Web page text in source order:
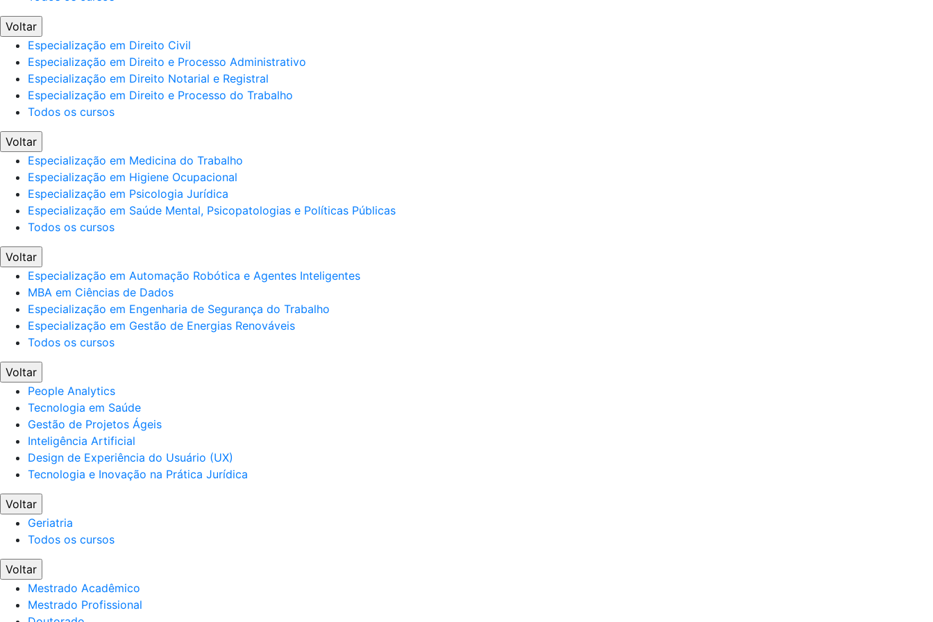
Voltar
Especialização em Direito Civil
Especialização em Direito e Processo Administrativo
Especialização em Direito Notarial e Registral
Especialização em Direito e Processo do Trabalho
Todos os cursos
Voltar
Especialização em Medicina do Trabalho
Especialização em Higiene Ocupacional
Especialização em Psicologia Jurídica
Especialização em Saúde Mental, Psicopatologias e Políticas Públicas
Todos os cursos
Voltar
Especialização em Automação Robótica e Agentes Inteligentes
MBA em Ciências de Dados
Especialização em Engenharia de Segurança do Trabalho
Especialização em Gestão de Energias Renováveis
Todos os cursos
Voltar
People Analytics
Tecnologia em Saúde
Gestão de Projetos Ágeis
Inteligência Artificial
Design de Experiência do Usuário (UX)
Tecnologia e Inovação na Prática Jurídica
Voltar
Geriatria
Todos os cursos
Voltar
Mestrado Acadêmico
Mestrado Profissional